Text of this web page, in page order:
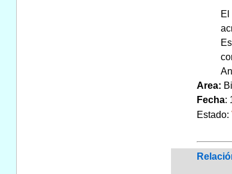
Area:
Fecha:
Estado: